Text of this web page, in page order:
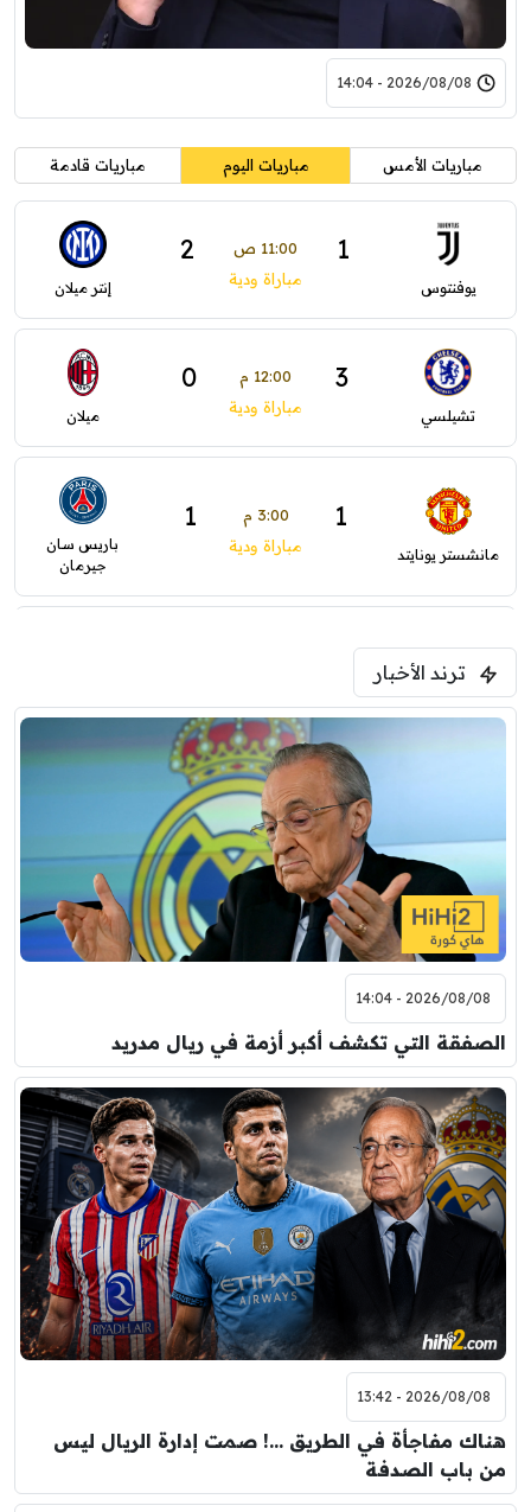
2026/08/08 - 14:04
مباريات الأمس مباريات اليوم مباريات قادمة
يوفنتوس
1 11:00 ص 2
مباراة ودية إنتر ميلان
تشيلسي
3 12:00 م 0
مباراة ودية ميلان
مانشستر يونايتد
1 3:00 م 1
مباراة ودية
باريس سان
جيرمان
فرينتسفاروشي
7:00 م
مباراة ودية
اودينيزي
مباراة ودية
برشلونة
ترند الأخبار
2026/08/08 - 14:04
الصفقة التي تكشف أكبر أزمة في ريال مدريد
2026/08/08 - 13:42
هناك مفاجأة في الطريق …! صمت إدارة الريال ليس
من باب الصدفة